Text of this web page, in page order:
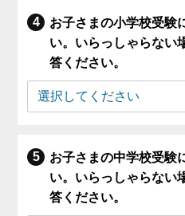
お子さまの小学校受験
い。いらっしゃらない
答ください。
お子さまの中学校受験
い。いらっしゃらない
答ください。